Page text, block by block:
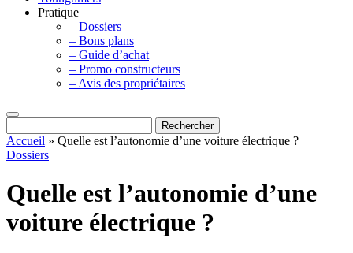
Pratique
– Dossiers
– Bons plans
– Guide d’achat
– Promo constructeurs
– Avis des propriétaires
Accueil » Quelle est l’autonomie d’une voiture électrique ?
Dossiers
Quelle est l’autonomie d’une
voiture électrique ?